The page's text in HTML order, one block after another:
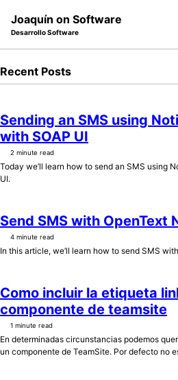
Joaquín on Software
Desarrollo Software
Recent Posts
Sending an SMS using
with SOAP UI
2 minute read
Today we’ll learn how to send an SMS using
UI.
Send SMS with OpenText
4 minute read
In this article, we’ll learn how to send SMS
Como incluir la etiqueta
componente de teamsite
1 minute read
En determinadas circunstancias podemos
un componente de TeamSite. Por defecto no